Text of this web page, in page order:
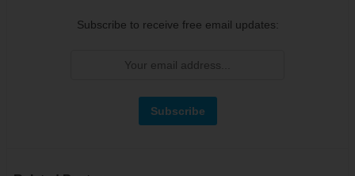
Subscribe to receive free email updates: